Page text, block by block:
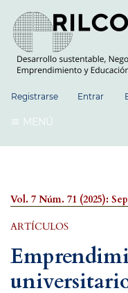
Registrarse Entrar
MENÚ
Vol. 7 Núm. 71 (2025):
ARTÍCULOS